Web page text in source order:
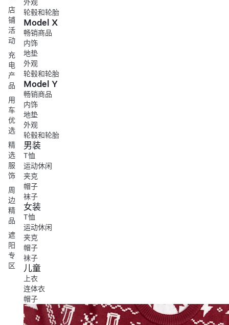
店
铺
活
动
充
电
产
品
用
车
优
选
精
选
服
饰
周
边
精
品
遮
阳
专
区
外观
轮毂和轮胎
Model X
畅销商品
内饰
地垫
外观
轮毂和轮胎
Model Y
畅销商品
内饰
地垫
外观
轮毂和轮胎
男装
T恤
运动休闲
夹克
帽子
袜子
女装
T恤
运动休闲
夹克
帽子
袜子
儿童
上衣
连体衣
帽子